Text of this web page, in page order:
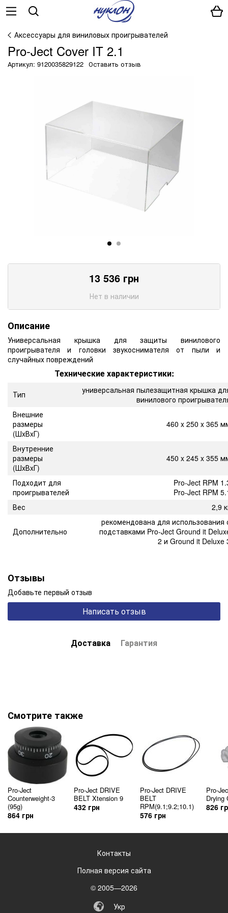
Аксессуары для виниловых проигрывателей
Pro-Ject Cover IT 2.1
Артикул: 9120035829122 Оставить отзыв
13 536 грн
Нет в наличии
Описание
Универсальная крышка для защиты винилового
проигрывателя и головки звукоснимателя от пыли и
случайных повреждений
Технические характеристики:
Тип
универсальная пылезащитная крышка
винилового
Внешние
размеры
(ШxВxГ)
460 x 250 x 365
Внутренние
размеры
(ШxВxГ)
450 x 245 x 355
Подходит для
проигрывателей
Pro-Ject RPM
Pro-Ject RPM
Вес
2,9
Дополнительно
рекомендована для использования
подставками Pro-Ject Ground it
2 и Ground it Deluxe
Отзывы
Добавьте первый отзыв
Написать отзыв
Доставка Гарантия
Смотрите также
Pro-Ject
Counterweight-3
(95g)
864 грн
Pro-Ject DRIVE
BELT Xtension 9
432 грн
Pro-Ject DRIVE
BELT
RPM(9.1;9.2;10.1)
576 грн
Pro-
Drying
826
Контакты
Полная версия сайта
© 2005—2026
Укр